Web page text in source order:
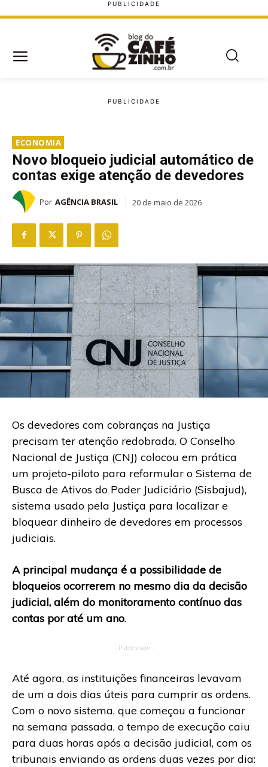
ECONOMIA
Novo bloqueio judicial automático de
contas exige atenção de devedores
Por AGÊNCIA BRASIL 20 de maio de 2026
Os devedores com cobranças na Justiça
precisam ter atenção redobrada. O Conselho
Nacional de Justiça (CNJ) colocou em prática
um projeto-piloto para reformular o Sistema de
Busca de Ativos do Poder Judiciário (Sisbajud),
sistema usado pela Justiça para localizar e
bloquear dinheiro de devedores em processos
judiciais.
A principal mudança é a possibilidade de
bloqueios ocorrerem no mesmo dia da decisão
judicial, além do monitoramento contínuo das
contas por até um ano.
- Publicidade -
Até agora, as instituições financeiras levavam
de um a dois dias úteis para cumprir as ordens.
Com o novo sistema, que começou a funcionar
na semana passada, o tempo de execução caiu
para duas horas após a decisão judicial, com os
tribunais enviando as ordens duas vezes por dia: